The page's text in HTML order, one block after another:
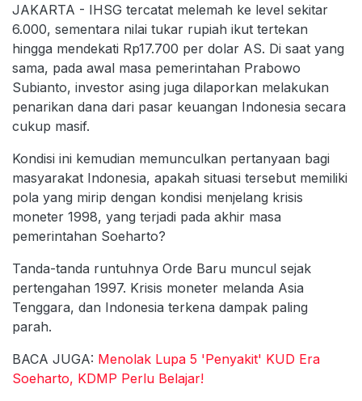
JAKARTA - IHSG tercatat melemah ke level sekitar
6.000, sementara nilai tukar rupiah ikut tertekan
hingga mendekati Rp17.700 per dolar AS. Di saat yang
sama, pada awal masa pemerintahan Prabowo
Subianto, investor asing juga dilaporkan melakukan
penarikan dana dari pasar keuangan Indonesia secara
cukup masif.
Kondisi ini kemudian memunculkan pertanyaan bagi
masyarakat Indonesia, apakah situasi tersebut memiliki
pola yang mirip dengan kondisi menjelang krisis
moneter 1998, yang terjadi pada akhir masa
pemerintahan Soeharto?
Tanda-tanda runtuhnya Orde Baru muncul sejak
pertengahan 1997. Krisis moneter melanda Asia
Tenggara, dan Indonesia terkena dampak paling
parah.
BACA JUGA: Menolak Lupa 5 'Penyakit' KUD Era
Soeharto, KDMP Perlu Belajar!